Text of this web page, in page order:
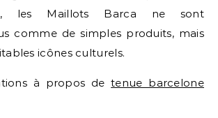
les Maillots Barca ne sont
comme de simples produits, mais
icônes culturels.
à propos detenue barcelone